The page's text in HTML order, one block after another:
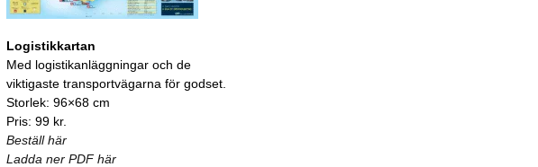
Logistikkartan
Med logistikanläggningar och de
viktigaste transportvägarna för godset.
Storlek: 96×68 cm
Pris: 99 kr.
Beställ här
Ladda ner PDF här